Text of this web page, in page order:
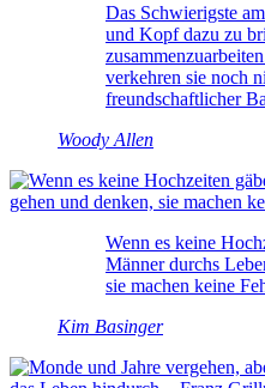
Das Schwierigste
und Kopf dazu zu
verkehren sie noch
freundschaftlicher
Woody Allen
Wenn es keine
Männer durchs
sie machen keine
Kim Basinger